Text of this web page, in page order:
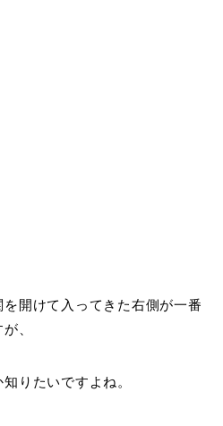
開けて入ってきた右側が一番
、
りたいですよね。